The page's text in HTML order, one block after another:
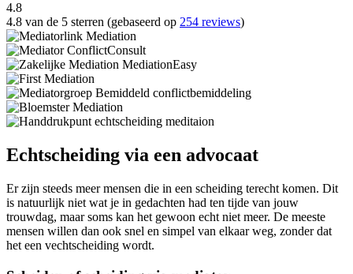
4.8
4.8 van de 5 sterren (gebaseerd op 254 reviews)
Echtscheiding via een advocaat
Er zijn steeds meer mensen die in een scheiding terecht komen. Dit
is natuurlijk niet wat je in gedachten had ten tijde van jouw
trouwdag, maar soms kan het gewoon echt niet meer. De meeste
mensen willen dan ook snel en simpel van elkaar weg, zonder dat
het een vechtscheiding wordt.